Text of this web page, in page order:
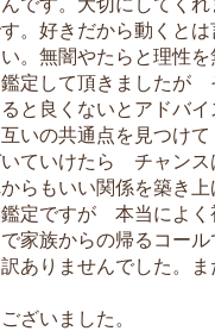
。好きだから動くとは
。無闇やたらと理性
定して頂きましたが
と良くないとアドバ
いの共通点を見つけて
ていけたら チャンス
らもいい関係を築き上
定ですが 本当によく
家族からの帰るコー
ありませんでした。
ざいました。